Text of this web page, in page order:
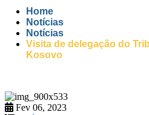
Home
Notícias
Notícias
Visita de delegação do
Kosovo
Fev 06, 2023